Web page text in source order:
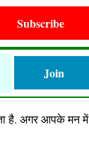
Subscribe
Join
है. अगर आपके मन में